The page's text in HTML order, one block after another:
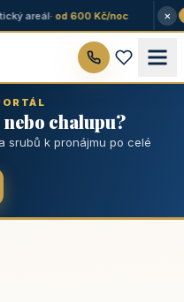
areál· od 600 Kč/noc ★
×
chalupu?
srubů k pronájmu po celé